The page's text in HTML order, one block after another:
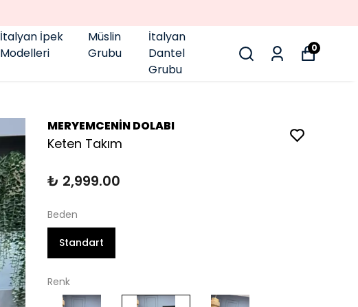
İtalyan İpek
Modelleri
Müslin
Grubu
İtalyan
Dantel
Grubu
0
MERYEMCENİN DOLABI
Keten Takım
₺ 2,999.00
Beden
Standart
Renk